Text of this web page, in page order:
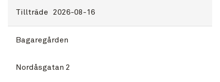
Tillträde 2026-08-16
Bagaregården
Nordåsgatan 2